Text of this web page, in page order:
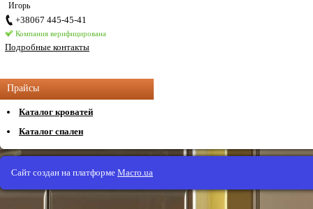
Игорь
+38067 445-45-41
Компания верифицирована
Подробные контакты
Прайсы
Каталог кроватей
Каталог спален
Сайт создан на платформе Macro.ua